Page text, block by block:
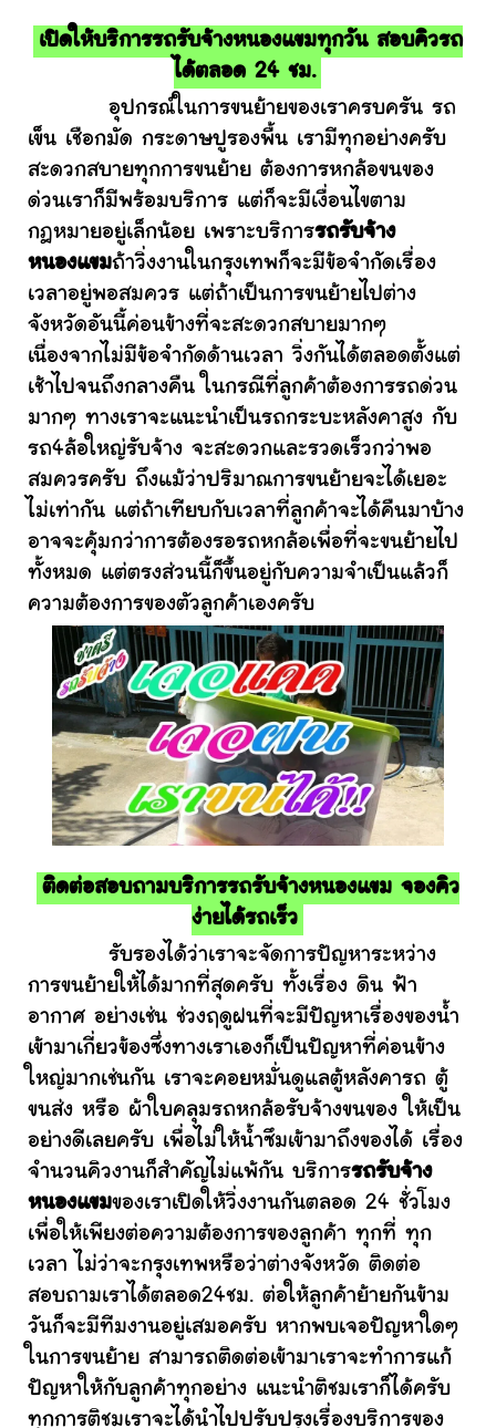
เปิดให้บริการรถรับจ้างหนองแขมทุกวัน สอบคิวรถ
ได้ตลอด 24 ชม.
อุปกรณ์ในการขนย้ายของเราครบครัน รถ
เข็น เชือกมัด กระดาษปูรองพื้น เรามีทุกอย่างครับ
สะดวกสบายทุกการขนย้าย ต้องการหกล้อขนของ
ด่วนเราก็มีพร้อมบริการ แต่ก็จะมีเงื่อนไขตาม
กฎหมายอยู่เล็กน้อย เพราะบริการรถรับจ้าง
หนองแขมถ้าวิ่งงานในกรุงเทพก็จะมีข้อจำกัดเรื่อง
เวลาอยู่พอสมควร แต่ถ้าเป็นการขนย้ายไปต่าง
จังหวัดอันนี้ค่อนข้างที่จะสะดวกสบายมากๆ
เนื่องจากไม่มีข้อจำกัดด้านเวลา วิ่งกันได้ตลอดตั้งแต่
เช้าไปจนถึงกลางคืน ในกรณีที่ลูกค้าต้องการรถด่วน
มากๆ ทางเราจะแนะนำเป็นรถกระบะหลังคาสูง กับ
รถ4ล้อใหญ่รับจ้าง จะสะดวกและรวดเร็วกว่าพอ
สมควรครับ ถึงแม้ว่าปริมาณการขนย้ายจะได้เยอะ
ไม่เท่ากัน แต่ถ้าเทียบกับเวลาที่ลูกค้าจะได้คืนมาบ้าง
อาจจะคุ้มกว่าการต้องรอรถหกล้อเพื่อที่จะขนย้ายไป
ทั้งหมด แต่ตรงส่วนนี้ก็ขึ้นอยู่กับความจำเป็นแล้วก็
ความต้องการของตัวลูกค้าเองครับ
ติดต่อสอบถามบริการรถรับจ้างหนองแขม จองคิว
ง่ายได้รถเร็ว
รับรองได้ว่าเราจะจัดการปัญหาระหว่าง
การขนย้ายให้ได้มากที่สุดครับ ทั้งเรื่อง ดิน ฟ้า
อากาศ อย่างเช่น ช่วงฤดูฝนที่จะมีปัญหาเรื่องของน้ำ
เข้ามาเกี่ยวข้องซึ่งทางเราเองก็เป็นปัญหาที่ค่อนข้าง
ใหญ่มากเช่นกัน เราจะคอยหมั่นดูแลตู้หลังคารถ ตู้
ขนส่ง หรือ ผ้าใบคลุมรถหกล้อรับจ้างขนของ ให้เป็น
อย่างดีเลยครับ เพื่อไม่ให้น้ำซึมเข้ามาถึงของได้ เรื่อง
จำนวนคิวงานก็สำคัญไม่แพ้กัน บริการรถรับจ้าง
หนองแขมของเราเปิดให้วิ่งงานกันตลอด 24 ชั่วโมง
เพื่อให้เพียงต่อความต้องการของลูกค้า ทุกที่ ทุก
เวลา ไม่ว่าจะกรุงเทพหรือว่าต่างจังหวัด ติดต่อ
สอบถามเราได้ตลอด24ชม. ต่อให้ลูกค้าย้ายกันข้าม
วันก็จะมีทีมงานอยู่เสมอครับ หากพบเจอปัญหาใดๆ
ในการขนย้าย สามารถติดต่อเข้ามาเราจะทำการแก้
ปัญหาให้กับลูกค้าทุกอย่าง แนะนำติชมเราก็ได้ครับ
ทุกการติชมเราจะได้นำไปปรับปรุงเรื่องบริการของ